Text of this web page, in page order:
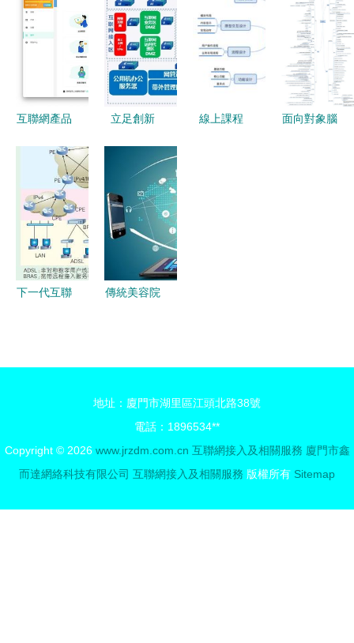
系統在互聯
網接入及相
業通信與接
入服務變革
愿體系邁向
Redis、
MySQL面
試核心問答
與最新趨勢
——阿里等
互聯網產品
寫指南 基
于互聯網接
入及相關服
務
立足創新
扎根金融
——深信服
亮相2019
中國國際金
融展，賦能
智能金融新
線上課程
面向對象腦
下一代互聯
傳統美容院
地址：廈門市湖里區江頭北路38號
電話：1896534**
Copyright © 2026 www.jrzdm.com.cn 互聯網接入及相關服務 廈門市鑫
而達網絡科技有限公司 互聯網接入及相關服務 版權所有 Sitemap